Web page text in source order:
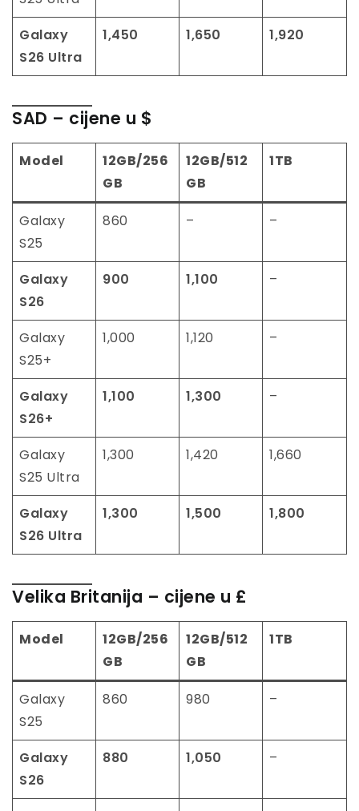
Galaxy
S26 Ultra
1,450 1,650 1,920
SAD – cijene u $
Model
12GB/256
GB
12GB/512
GB
1TB
Galaxy
S25
860 – –
Galaxy
S26
900 1,100 –
Galaxy
S25+
1,000 1,120 –
Galaxy
S26+
1,100 1,300 –
Galaxy
S25 Ultra
1,300 1,420 1,660
Galaxy
S26 Ultra
1,300 1,500 1,800
Velika Britanija – cijene u £
Model
12GB/256
GB
12GB/512
GB
1TB
Galaxy
S25
860 980 –
Galaxy
S26
880 1,050 –